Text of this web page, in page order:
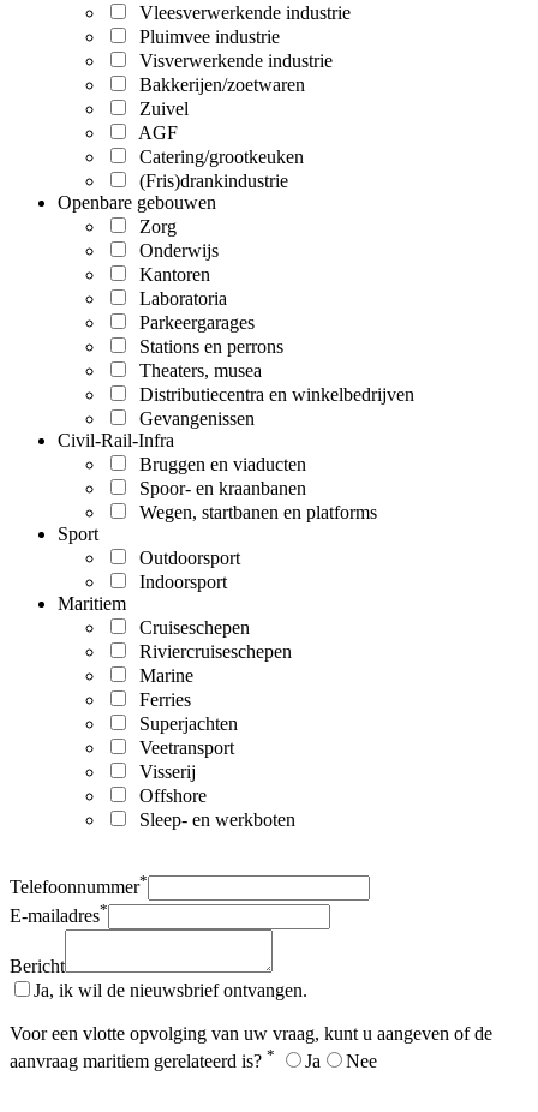
Vleesverwerkende industrie
Pluimvee industrie
Visverwerkende industrie
Bakkerijen/zoetwaren
Zuivel
AGF
Catering/grootkeuken
(Fris)drankindustrie
Openbare gebouwen
Zorg
Onderwijs
Kantoren
Laboratoria
Parkeergarages
Stations en perrons
Theaters, musea
Distributiecentra en winkelbedrijven
Gevangenissen
Civil-Rail-Infra
Bruggen en viaducten
Spoor- en kraanbanen
Wegen, startbanen en platforms
Sport
Outdoorsport
Indoorsport
Maritiem
Cruiseschepen
Riviercruiseschepen
Marine
Ferries
Superjachten
Veetransport
Visserij
Offshore
Sleep- en werkboten
Telefoonnummer*
E-mailadres*
Bericht
Ja, ik wil de nieuwsbrief ontvangen.
Voor een vlotte opvolging van uw vraag, kunt u aangeven of de
aanvraag maritiem gerelateerd is? * Ja Nee